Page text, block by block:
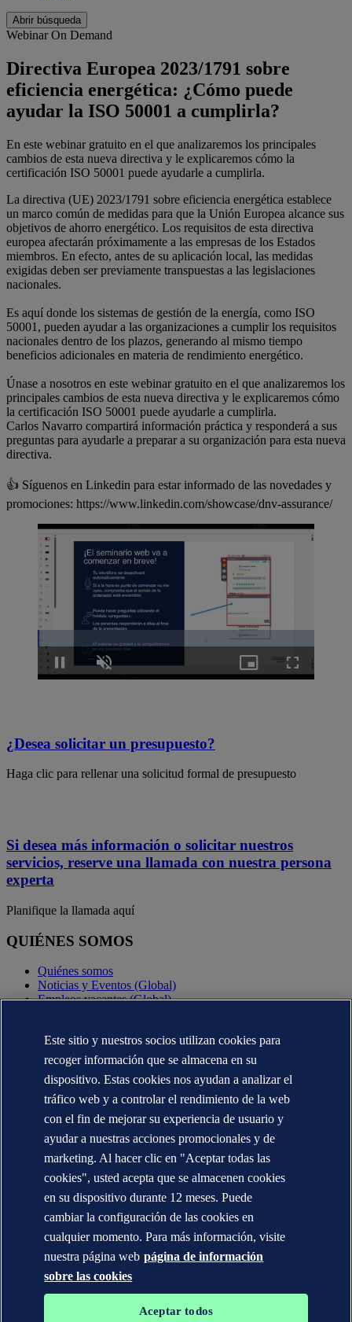
Abrir búsqueda
Webinar On Demand
Directiva Europea 2023/1791 sobre
eficiencia energética: ¿Cómo puede
ayudar la ISO 50001 a cumplirla?
En este webinar gratuito en el que analizaremos los principales
cambios de esta nueva directiva y le explicaremos cómo la
certificación ISO 50001 puede ayudarle a cumplirla.
La directiva (UE) 2023/1791 sobre eficiencia energética establece
un marco común de medidas para que la Unión Europea alcance sus
objetivos de ahorro energético. Los requisitos de esta directiva
europea afectarán próximamente a las empresas de los Estados
miembros. En efecto, antes de su aplicación local, las medidas
exigidas deben ser previamente transpuestas a las legislaciones
nacionales.
Es aquí donde los sistemas de gestión de la energía, como ISO
50001, pueden ayudar a las organizaciones a cumplir los requisitos
nacionales dentro de los plazos, generando al mismo tiempo
beneficios adicionales en materia de rendimiento energético.
Únase a nosotros en este webinar gratuito en el que analizaremos los
principales cambios de esta nueva directiva y le explicaremos cómo
la certificación ISO 50001 puede ayudarle a cumplirla.
Carlos Navarro compartirá información práctica y responderá a sus
preguntas para ayudarle a preparar a su organización para esta nueva
directiva.
👍 Síguenos en Linkedin para estar informado de las novedades y
promociones: https://www.linkedin.com/showcase/dnv-assurance/
Pause Unmute
0.99%
Picture-
in-
Fullscreen
¿Desea solicitar un presupuesto?
Haga clic para rellenar una solicitud formal de presupuesto
Si desea más información o solicitar nuestros
servicios, reserve una llamada con nuestra persona
experta
Planifique la llamada aquí
QUIÉNES SOMOS
Quiénes somos
Noticias y Eventos (Global)
Empleos vacantes (Global)
CONTÁCTENOS
Contacte con nosotros
Dónde estamos
Media contacts (Global)
Veracity.com
Declaración de privacidad
Términos de uso
Copyright © DNV AS 2025
Información de las cookies
Este sitio y nuestros socios utilizan cookies para
recoger información que se almacena en su
dispositivo. Estas cookies nos ayudan a analizar el
tráfico web y a controlar el rendimiento de la web
con el fin de mejorar su experiencia de usuario y
ayudar a nuestras acciones promocionales y de
marketing. Al hacer clic en "Aceptar todas las
cookies", usted acepta que se almacenen cookies
en su dispositivo durante 12 meses. Puede
cambiar la configuración de las cookies en
cualquier momento. Para más información, visite
nuestra página web página de información
sobre las cookies
Aceptar todos